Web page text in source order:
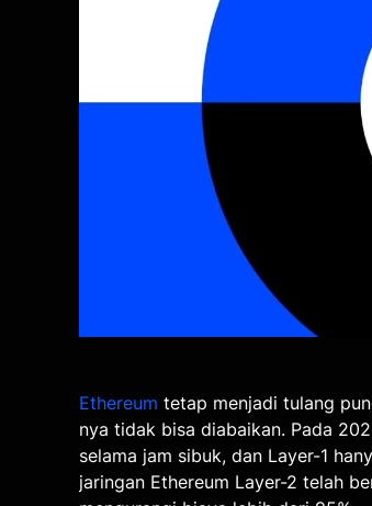
Ethereum tetap menjadi tulang
nya tidak bisa diabaikan. Pada
selama jam sibuk, dan Layer-1
jaringan Ethereum Layer-2 telah